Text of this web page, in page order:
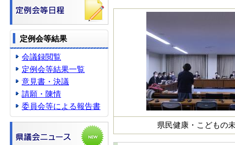
定例会等結果
会議録閲覧
定例会等結果一覧
意見書・決議
請願・陳情
委員会等による報告書
県民健康・こどもの